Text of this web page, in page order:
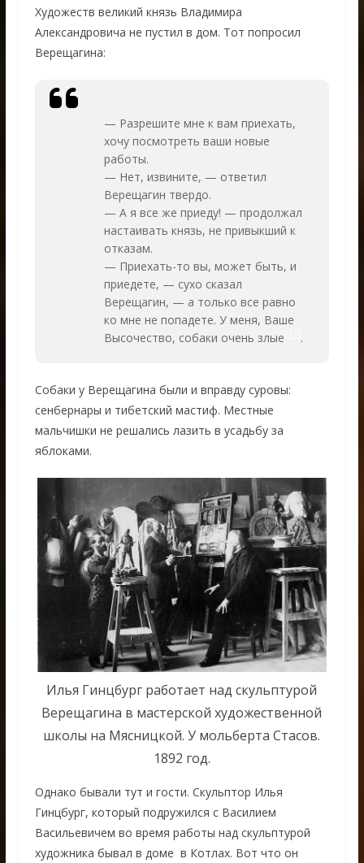
Художеств великий князь Владимира
Александровича не пустил в дом. Тот попросил
Верещагина:
— Разрешите мне к вам приехать,
хочу посмотреть ваши новые
работы.
— Нет, извините, — ответил
Верещагин твердо.
— А я все же приеду! — продолжал
настаивать князь, не привыкший к
отказам.
— Приехать-то вы, может быть, и
приедете, — сухо сказал
Верещагин, — а только все равно
ко мне не попадете. У меня, Ваше
Высочество, собаки очень злые
.
Собаки у Верещагина были и вправду суровы:
сенбернары и тибетский мастиф. Местные
мальчишки не решались лазить в усадьбу за
яблоками.
Илья Гинцбург работает над скульптурой
Верещагина в мастерской художественной
школы на Мясницкой. У мольберта Стасов.
1892 год.
Однако бывали тут и гости. Скульптор Илья
Гинцбург, который подружился с Василием
Васильевичем во время работы над скульптурой
художника бывал в доме в Котлах. Вот что он